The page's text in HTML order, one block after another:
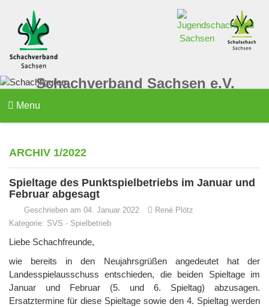
Schachverband Sachsen e.V.
Menu
ARCHIV 1/2022
Spieltage des Punktspielbetriebs im Januar und
Februar abgesagt
Geschrieben am 04. Januar 2022
René Plötz
Kategorie: SVS - Spielbetrieb
Liebe Schachfreunde,
wie bereits in den Neujahrsgrüßen angedeutet hat der
Landesspielausschuss entschieden, die beiden Spieltage im
Januar und Februar (5. und 6. Spieltag) abzusagen.
Ersatztermine für diese Spieltage sowie den 4. Spieltag werden